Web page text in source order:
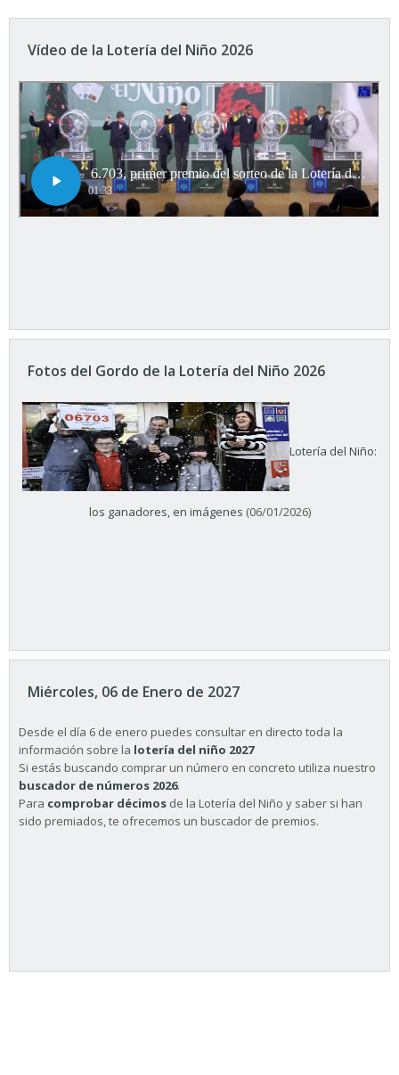
Vídeo de la Lotería del Niño 2026
Fotos del Gordo de la Lotería del Niño 2026
Lotería del Niño:
los ganadores, en imágenes (06/01/2026)
Miércoles, 06 de Enero de 2027
Desde el día 6 de enero puedes consultar en directo toda la
información sobre la lotería del niño 2027
Si estás buscando comprar un número en concreto utiliza nuestro
buscador de números 2026.
Para comprobar décimos de la Lotería del Niño y saber si han
sido premiados, te ofrecemos un buscador de premios.